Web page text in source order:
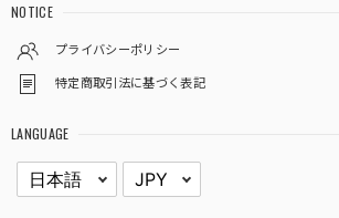
NOTICE
プライバシーポリシー
特定商取引法に基づく表記
LANGUAGE